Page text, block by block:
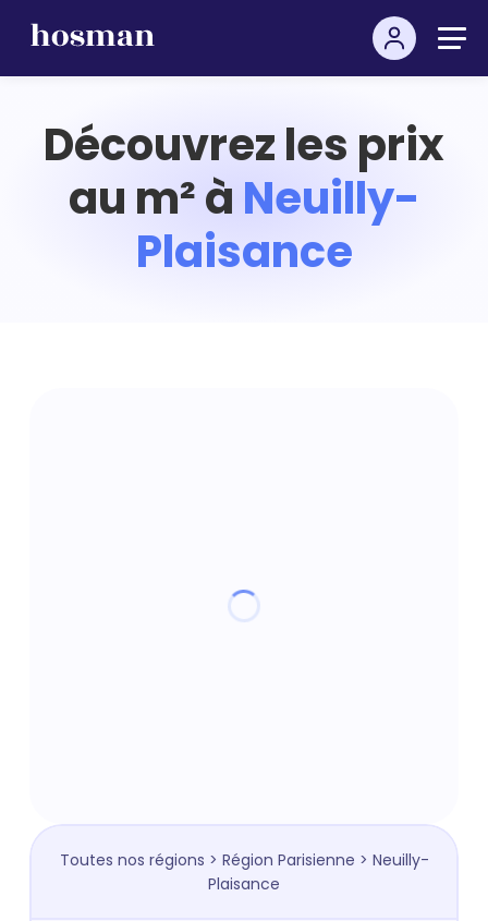
Découvrez les prix
au m² à Neuilly-
Plaisance
Toutes nos régions > Région Parisienne > Neuilly-
Plaisance